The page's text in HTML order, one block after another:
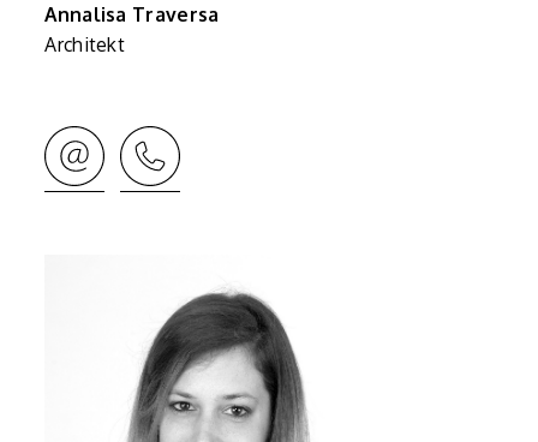
Annalisa Traversa
Architekt